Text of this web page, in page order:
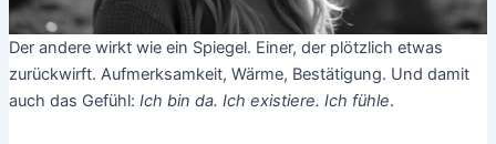
Der andere wirkt wie ein Spiegel. Einer, der plötzlich etwas
zurückwirft. Aufmerksamkeit, Wärme, Bestätigung. Und damit
auch das Gefühl: Ich bin da. Ich existiere. Ich fühle.